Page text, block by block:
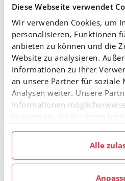
Diese Webseite verwendet
Wir verwenden Cookies, um
personalisieren, Funktionen
anbieten zu können und die
Website zu analysieren.
Informationen zu Ihrer
an unsere Partner für soziale
Analysen weiter. Unsere
Informationen
Alle
bewiesen, zu welchen
Skifahrerinnen und
Behinderungen fähig sind.
hat mit Herzblut und
gesorgt, dass unsere
Skisport auf internationalem
konnten.“
Einen Rückblick auf alle